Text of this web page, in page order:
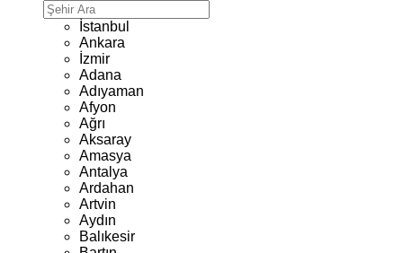
İstanbul
Ankara
İzmir
Adana
Adıyaman
Afyon
Ağrı
Aksaray
Amasya
Antalya
Ardahan
Artvin
Aydın
Balıkesir